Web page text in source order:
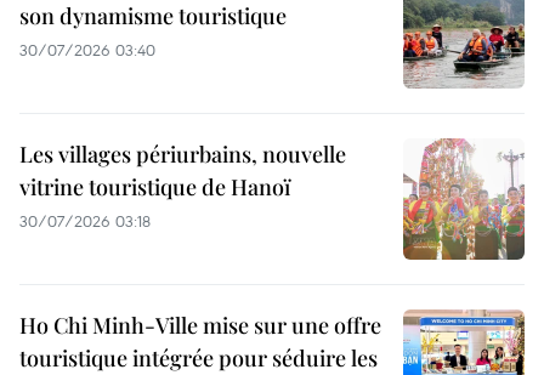
son dynamisme touristique
30/07/2026 03:40
Les villages périurbains, nouvelle
vitrine touristique de Hanoï
30/07/2026 03:18
Ho Chi Minh-Ville mise sur une offre
touristique intégrée pour séduire les